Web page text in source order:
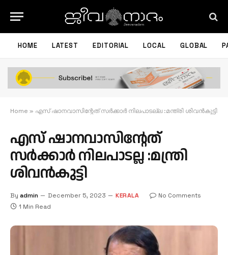
HOME LATEST EDITORIAL LOCAL GLOBAL
Home » എസ് ഷാനവാസിന്റേത് സർക്കാർ നിലപാടല്ല :മന്ത്രി ശിവൻകുട്ടി
എസ് ഷാനവാസിന്റേത്
സർക്കാർ നിലപാടല്ല :മന്ത്രി
ശിവൻകുട്ടി
By admin December 5, 2023 KERALA
No Comments
1 Min Read